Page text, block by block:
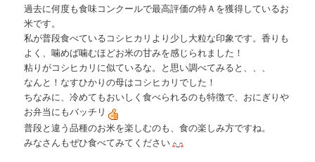
過去に何度も食味コンクールで最高評価の特Ａを獲得しているお
米です。
私が普段食べているコシヒカリより少し大粒な印象です。香りも
よく、噛めば噛むほどお米の甘みを感じられました！
粘りがコシヒカリに似ているな。と思い調べてみると、、、
なんと！なすひかりの母はコシヒカリでした！
ちなみに、冷めてもおいしく食べられるのも特徴で、おにぎりや
お弁当にもバッチリ
普段と違う品種のお米を楽しむのも、食の楽しみ方ですね。
みなさんもぜひ食べてみてください